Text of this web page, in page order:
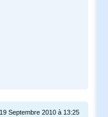
Septembre 2010 à 13:25